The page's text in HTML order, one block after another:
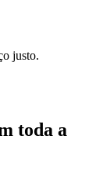
justo.
toda a